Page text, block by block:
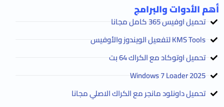
أهم الأدوات والبرامج
تحميل اوفيس 365 كامل مجانا
KMS Tools لتفعيل الويندوز والأوفيس
تحميل اوتوكاد مع الكراك 64 بت
2025 Windows 7 Loader
تحميل داونلود مانجر مع الكراك الاصلي مجانا